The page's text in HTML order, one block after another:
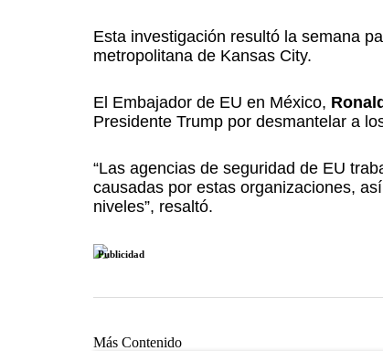
Esta investigación resultó la semana
metropolitana de Kansas City.
El Embajador de EU en México,
Presidente Trump por desmantelar a
“Las agencias de seguridad de EU
causadas por estas organizaciones,
niveles”, resaltó.
Publicidad
Más Contenido